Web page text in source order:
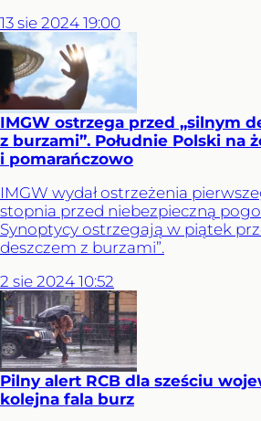
13 sie 2024 19:00
IMGW ostrzega przed „silnym
z burzami”. Południe Polski na
i pomarańczowo
IMGW wydał ostrzeżenia
stopnia przed niebezpieczną
Synoptycy ostrzegają w piątek
deszczem z burzami”.
2 sie 2024 10:52
Pilny alert RCB dla sześciu
kolejna fala burz